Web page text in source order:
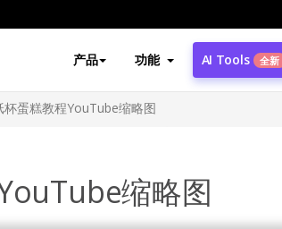
产品 功能 AI Tools 全新
杯蛋糕教程YouTube缩略图
缩略图